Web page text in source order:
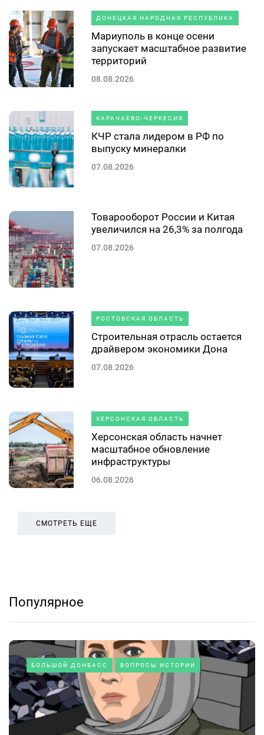
ДОНЕЦКАЯ НАРОДНАЯ РЕСПУБЛИКА
Мариуполь в конце осени
запускает масштабное развитие
территорий
08.08.2026
КАРАЧАЕВО-ЧЕРКЕСИЯ
КЧР стала лидером в РФ по
выпуску минералки
07.08.2026
Товарооборот России и Китая
увеличился на 26,3% за полгода
07.08.2026
РОСТОВСКАЯ ОБЛАСТЬ
Строительная отрасль остается
драйвером экономики Дона
07.08.2026
ХЕРСОНСКАЯ ОБЛАСТЬ
Херсонская область начнет
масштабное обновление
инфраструктуры
06.08.2026
СМОТРЕТЬ ЕЩЕ
Популярное
БОЛЬШОЙ ДОНБАСС ВОПРОСЫ ИСТОРИИ